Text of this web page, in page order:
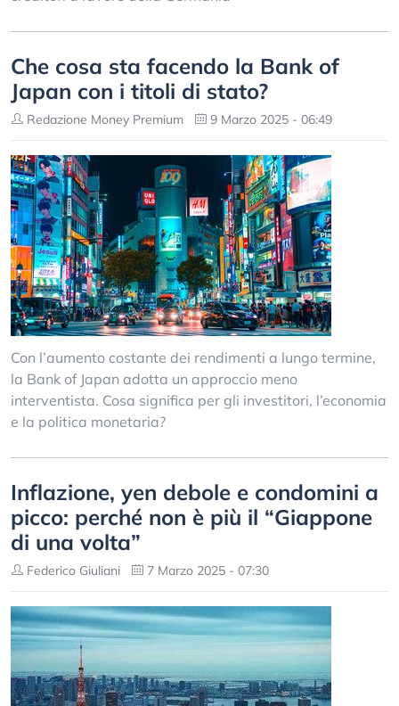
Che cosa sta facendo la Bank of
Japan con i titoli di stato?
Redazione Money Premium 9 Marzo 2025 - 06:49
Con l’aumento costante dei rendimenti a lungo termine,
la Bank of Japan adotta un approccio meno
interventista. Cosa significa per gli investitori, l’economia
e la politica monetaria?
Inflazione, yen debole e condomini a
picco: perché non è più il “Giappone
di una volta”
Federico Giuliani 7 Marzo 2025 - 07:30